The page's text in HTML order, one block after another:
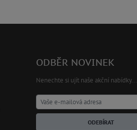
ODBĚR NOVINEK
Nenechte si ujít naše akční nabídky...
ODEBÍRAT